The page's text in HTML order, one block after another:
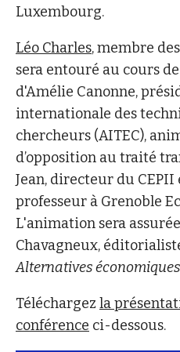
Luxembourg.
Léo Charles, membre
sera entouré au cours
d'Amélie Canonne,
internationale des
chercheurs (AITEC),
d’opposition au traité
Jean, directeur du CEPII
professeur à Grenoble
L'animation sera
Chavagneux,
Alternatives économiques
Téléchargez la
conférence ci-dessous.